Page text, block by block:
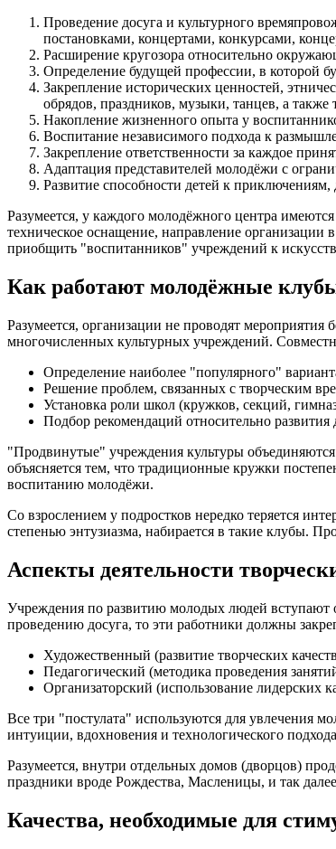
Проведение досуга и культурного
постановками, концертами, конкурсами,
Расширение кругозора относительно
Определение будущей профессии, в которой
Закрепление исторических ценностей,
обрядов, праздников, музыки, танцев, а также
Накопление жизненного опыта у
Воспитание независимого подхода к
Закрепление ответственности за каждое
Адаптация представителей молодёжи с
Развитие способности детей к
Разумеется, у каждого молодёжного центра
техническое оснащение, направление организации
приобщить "воспитанников" учреждений к
Как работают молодёжные
Разумеется, организации не проводят
многочисленных культурных учреждений.
Определение наиболее "популярного"
Решение проблем, связанных с творческим
Установка роли школ (кружков, секций,
Подбор рекомендаций относительно развития
"Продвинутые" учреждения культуры
объясняется тем, что традиционные кружки
воспитанию молодёжи.
Со взрослением у подростков нередко теряется
степенью энтузиазма, набирается в такие клубы.
Аспекты деятельности
Учреждения по развитию молодых людей вступают
проведению досуга, то эти работники должны
Художественный (развитие творческих
Педагогический (методика проведения
Организаторский (использование лидерских
Все три "постулата" используются для увлечения
интуиции, вдохновения и технологического
Разумеется, внутри отдельных домов (дворцов)
праздники вроде Рождества, Масленицы, и так
Качества, необходимые для